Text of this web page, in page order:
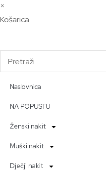
×
Košarica
Naslovnica
NA POPUSTU
Ženski nakit
Muški nakit
Dječji nakit